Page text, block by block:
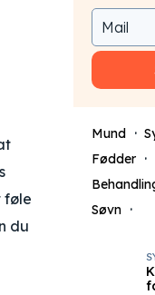
føle
du
Mund
Fødder
Søvn